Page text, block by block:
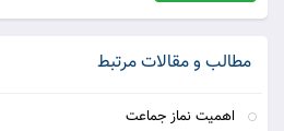
مطالب و مقالات مرتبط
اهمیت نماز جماعت